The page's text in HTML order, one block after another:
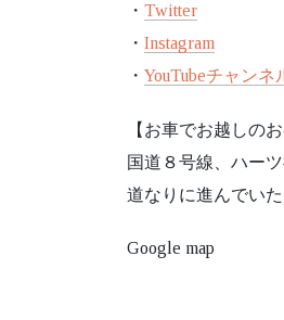
・ Twitter
・ Instagram
・ YouTubeチャンネ
【お車でお越しの
国道８号線、ハー
道なりに進んでい
Google map